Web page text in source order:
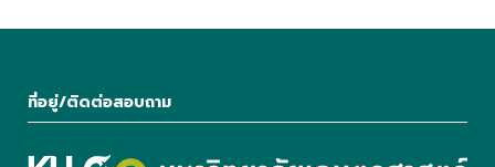
ที่อยู่/ติดต่อสอบถาม